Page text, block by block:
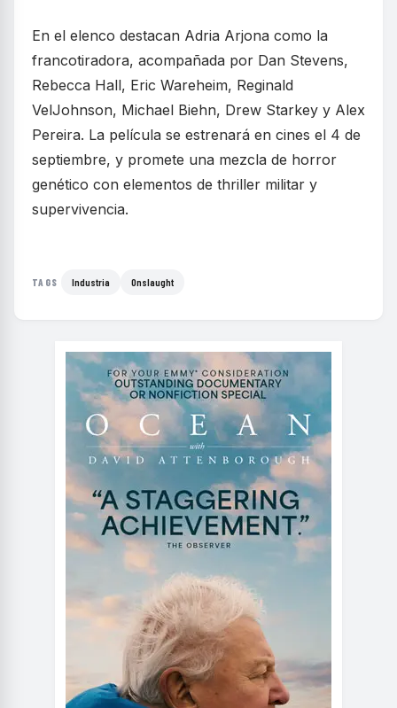
En el elenco destacan Adria Arjona como la
francotiradora, acompañada por Dan Stevens,
Rebecca Hall, Eric Wareheim, Reginald
VelJohnson, Michael Biehn, Drew Starkey y Alex
Pereira. La película se estrenará en cines el 4 de
septiembre, y promete una mezcla de horror
genético con elementos de thriller militar y
supervivencia.
TAGS Industria Onslaught